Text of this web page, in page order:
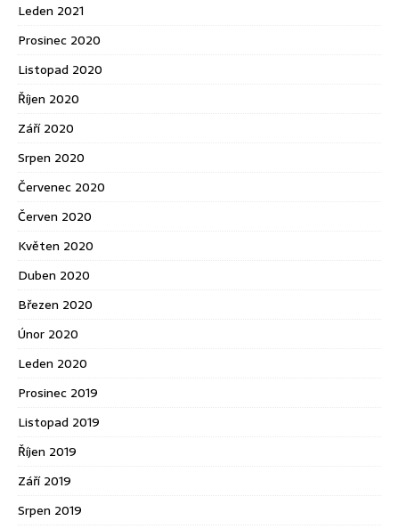
Leden 2021
Prosinec 2020
Listopad 2020
Říjen 2020
Září 2020
Srpen 2020
Červenec 2020
Červen 2020
Květen 2020
Duben 2020
Březen 2020
Únor 2020
Leden 2020
Prosinec 2019
Listopad 2019
Říjen 2019
Září 2019
Srpen 2019